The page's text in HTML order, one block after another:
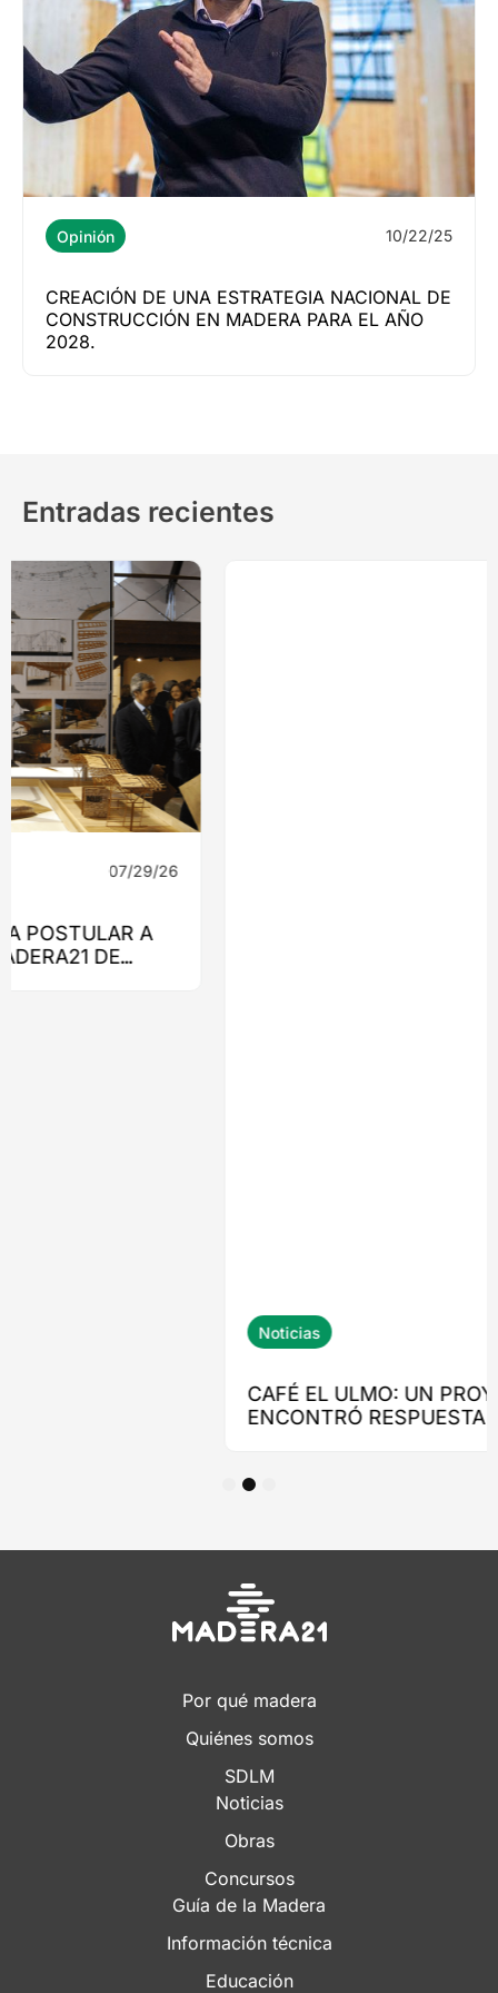
Opinión 10/22/25
CREACIÓN DE UNA ESTRATEGIA NACIONAL DE
CONSTRUCCIÓN EN MADERA PARA EL AÑO
2028.
Entradas recientes
Noticias
CAFÉ EL ULMO: UN PROYECTO QUE
ENCONTRÓ RESPUESTA EN LA MADERA
Por qué madera
Quiénes somos
SDLM
Noticias
Obras
Concursos
Guía de la Madera
Información técnica
Educación